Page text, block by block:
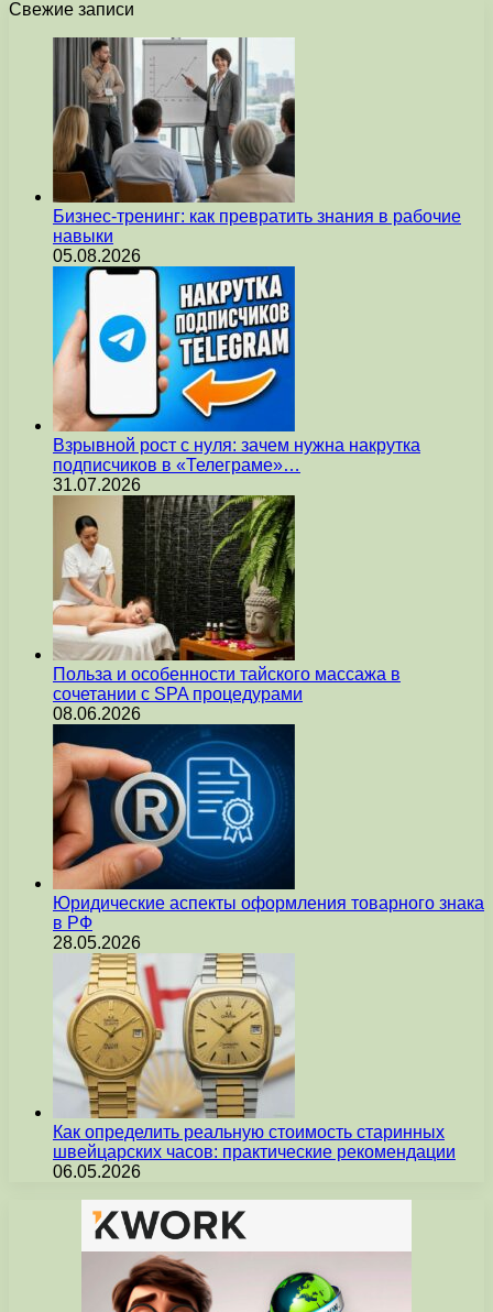
Свежие записи
Бизнес-тренинг: как превратить знания в рабочие
навыки
05.08.2026
Взрывной рост с нуля: зачем нужна накрутка
подписчиков в «Телеграме»…
31.07.2026
Польза и особенности тайского массажа в
сочетании с SPA процедурами
08.06.2026
Юридические аспекты оформления товарного знака
в РФ
28.05.2026
Как определить реальную стоимость старинных
швейцарских часов: практические рекомендации
06.05.2026